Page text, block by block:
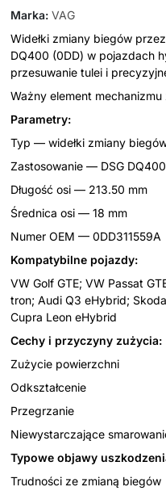
Marka: VAG
Widełki zmiany biegów
DQ400 (0DD) w pojazdach
przesuwanie tulei i
Ważny element
Parametry:
Typ — widełki zmiany
Zastosowanie — DSG
Długość osi — 213.50 mm
Średnica osi — 18 mm
Numer OEM — 0DD311559A
Kompatybilne pojazdy:
VW Golf GTE; VW Passat
tron; Audi Q3 eHybrid;
Cupra Leon eHybrid
Cechy i przyczyny zużycia:
Zużycie powierzchni
Odkształcenie
Przegrzanie
Niewystarczające
Typowe objawy
Trudności ze zmianą biegów